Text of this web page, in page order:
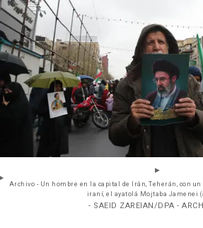
Archivo - Un hombre en la capital de Irán, Teherán, con
iraní, el ayatolá Mojtaba Jamenei
- SAEID ZAREIAN/DPA -